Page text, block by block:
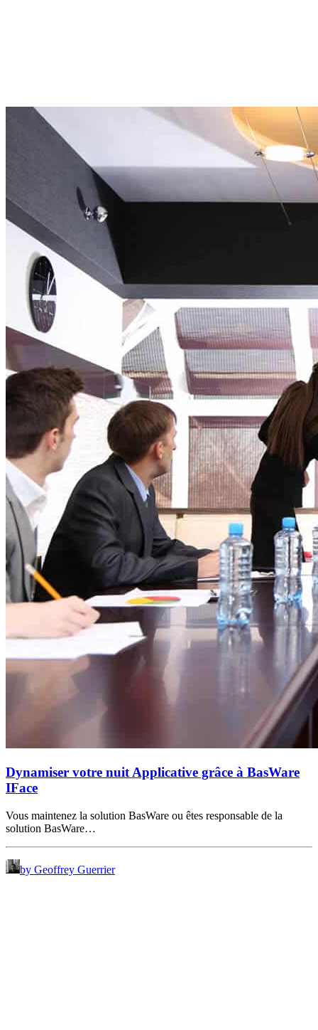
Dynamiser votre nuit Applicative grâce à BasWare
IFace
Vous maintenez la solution BasWare ou êtes responsable de la
solution BasWare…
by Geoffrey Guerrier